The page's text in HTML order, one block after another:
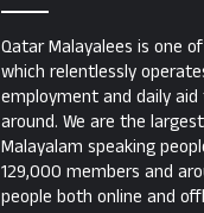
Qatar Malayalees is one
which relentlessly
employment and daily
around. We are the
Malayalam speaking
129,000 members and
people both online and